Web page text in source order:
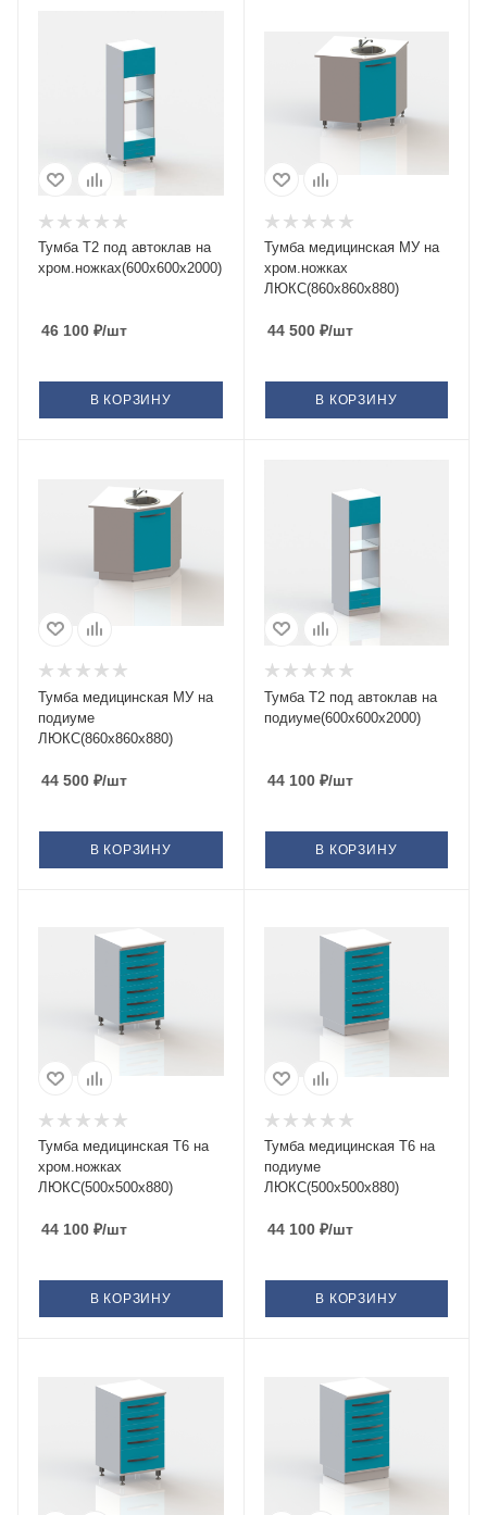
Тумба Т2 под автоклав на
хром.ножках(600х600х2000)
46 100 ₽/шт
В КОРЗИНУ
Тумба медицинская МУ на
хром.ножках
ЛЮКС(860х860х880)
44 500₽/шт
В КОРЗИНУ
Тумба медицинская МУ на
подиуме
ЛЮКС(860х860х880)
44 500 ₽/шт
В КОРЗИНУ
Тумба Т2 под автоклав на
подиуме(600х600х2000)
44 100₽/шт
В КОРЗИНУ
Тумба медицинская Т6 на
хром.ножках
ЛЮКС(500х500х880)
44 100 ₽/шт
В КОРЗИНУ
Тумба медицинская Т6 на
подиуме
ЛЮКС(500х500х880)
44 100₽/шт
В КОРЗИНУ